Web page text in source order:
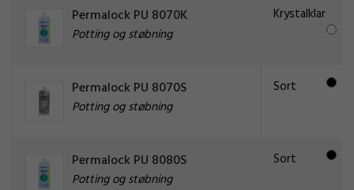
Permalock PU 8070K
Potting og støbning
Krystalklar
Permalock PU 8070S
Potting og støbning
Sort
Permalock PU 8080S
Potting og støbning
Sort